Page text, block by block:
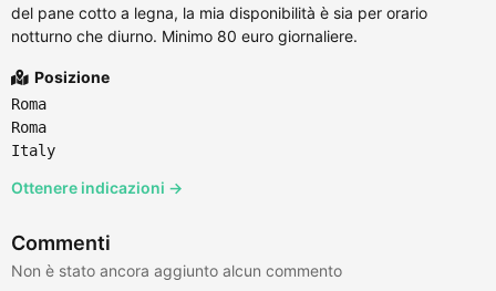
del pane cotto a legna, la mia disponibilità è sia per orario
notturno che diurno. Minimo 80 euro giornaliere.
Posizione
Roma
Roma
Italy
Ottenere indicazioni →
Commenti
Non è stato ancora aggiunto alcun commento